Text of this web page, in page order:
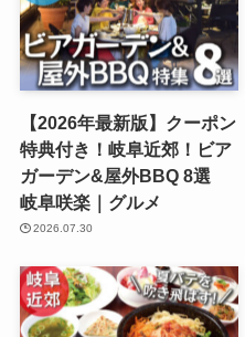
【2026年最新版】クーポン
特典付き！岐阜近郊！ビア
ガーデン&屋外BBQ 8選
岐阜咲楽｜グルメ
2026.07.30